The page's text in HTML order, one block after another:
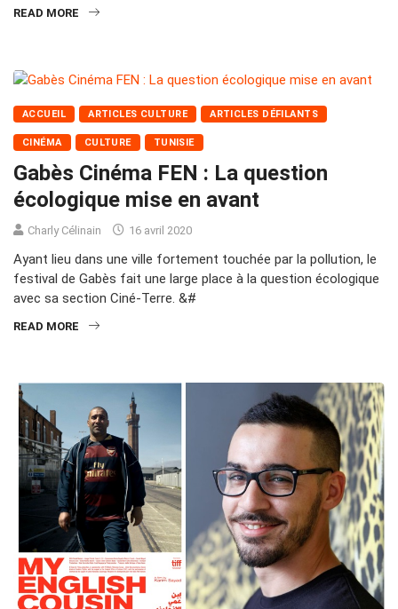
READ MORE
ACCUEIL ARTICLES CULTURE ARTICLES DÉFILANTS
CINÉMA CULTURE TUNISIE
Gabès Cinéma FEN : La question
écologique mise en avant
Charly Célinain 16 avril 2020
Ayant lieu dans une ville fortement touchée par la pollution, le
festival de Gabès fait une large place à la question écologique
avec sa section Ciné-Terre. &#
READ MORE